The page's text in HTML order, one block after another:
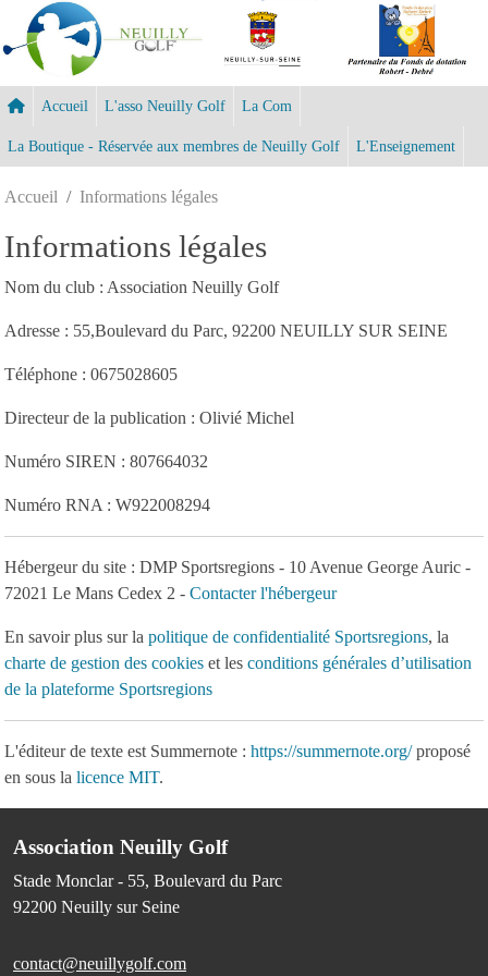
Accueil L'asso Neuilly Golf La Com
La Boutique - Réservée aux membres de Neuilly Golf L'Enseignement
Accueil Informations légales
Informations légales
Nom du club : Association Neuilly Golf
Adresse : 55,Boulevard du Parc, 92200 NEUILLY SUR SEINE
Téléphone : 0675028605
Directeur de la publication : Olivié Michel
Numéro SIREN : 807664032
Numéro RNA : W922008294
Hébergeur du site : DMP Sportsregions - 10 Avenue George Auric -
72021 Le Mans Cedex 2 - Contacter l'hébergeur
En savoir plus sur la politique de confidentialité Sportsregions, la
charte de gestion des cookies et les conditions générales d’utilisation
de la plateforme Sportsregions
L'éditeur de texte est Summernote : https://summernote.org/proposé
en sous la licence MIT.
Association Neuilly Golf
Stade Monclar - 55, Boulevard du Parc
92200 Neuilly sur Seine
contact@neuillygolf.com
Panneau de gestion des cookies